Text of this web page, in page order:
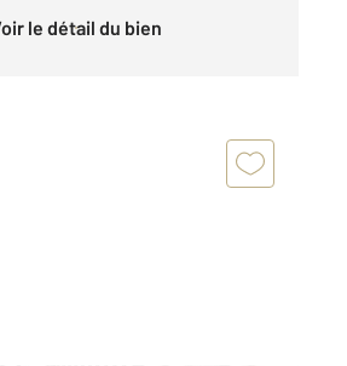
Voir le détail du bien